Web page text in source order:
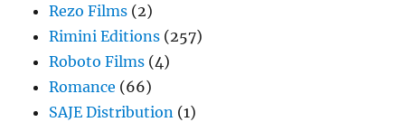
Rezo Films (2)
Rimini Editions (257)
Roboto Films (4)
Romance (66)
SAJE Distribution (1)